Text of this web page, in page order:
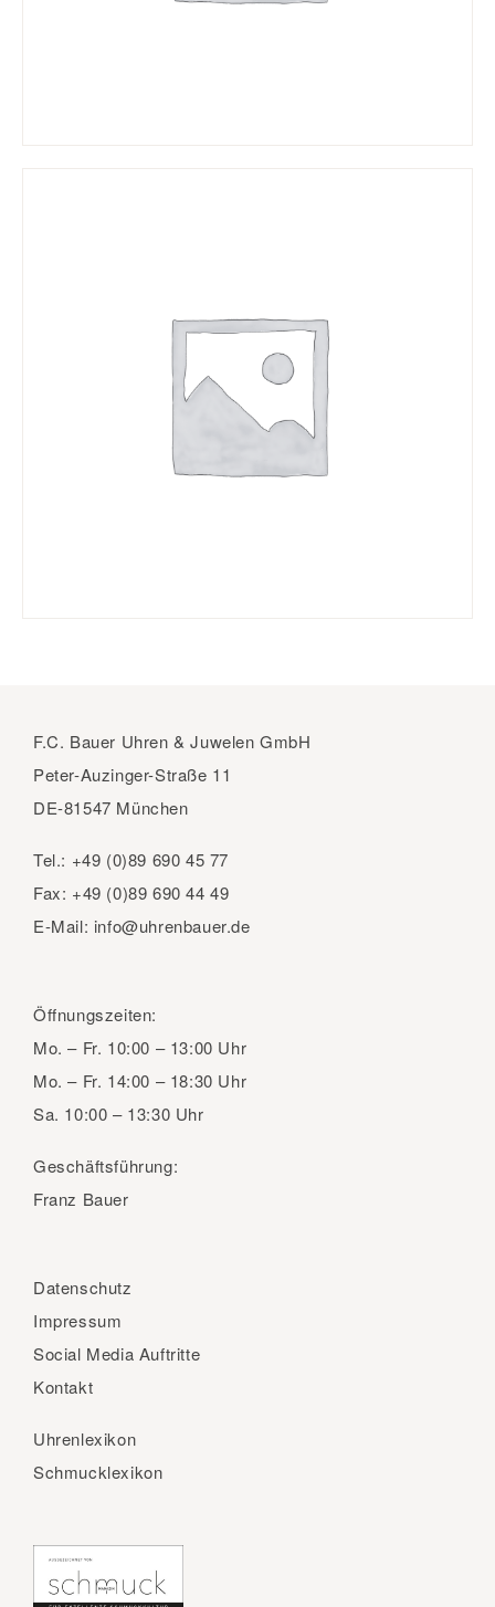
F.C. Bauer Uhren & Juwelen GmbH
Peter-Auzinger-Straße 11
DE-81547 München
Tel.: +49 (0)89 690 45 77
Fax: +49 (0)89 690 44 49
E-Mail: info@uhrenbauer.de
Öffnungszeiten:
Mo. – Fr. 10:00 – 13:00 Uhr
Mo. – Fr. 14:00 – 18:30 Uhr
Sa. 10:00 – 13:30 Uhr
Geschäftsführung:
Franz Bauer
Datenschutz
Impressum
Social Media Auftritte
Kontakt
Uhrenlexikon
Schmucklexikon